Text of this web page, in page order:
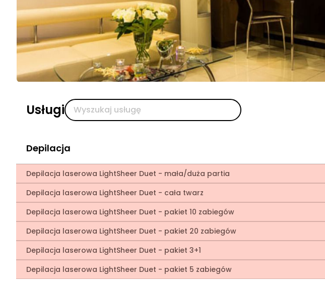
Usługi
Depilacja
Depilacja laserowa LightSheer Duet - mała/duża partia
Depilacja laserowa LightSheer Duet - cała twarz
Depilacja laserowa LightSheer Duet - pakiet 10 zabiegów
Depilacja laserowa LightSheer Duet - pakiet 20 zabiegów
Depilacja laserowa LightSheer Duet - pakiet 3+1
Depilacja laserowa LightSheer Duet - pakiet 5 zabiegów